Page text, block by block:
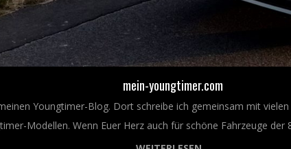
mein-youngtimer.com
Youngtimer-Blog. Dort schreibe ich gemeinsam mit
Modellen. Wenn Euer Herz auch für schöne Fahrzeuge